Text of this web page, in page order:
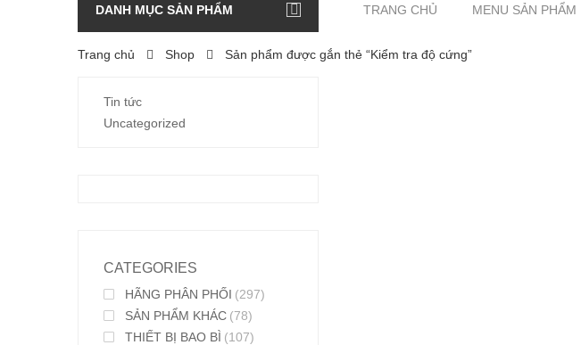
DANH MỤC SẢN PHẨM TRANG CHỦ MENU SẢN PHẨM
Trang chủ Shop Sản phẩm được gắn thẻ “Kiểm tra độ cứng”
Tin tức
Uncategorized
CATEGORIES
HÃNG PHÂN PHỐI (297)
SẢN PHẨM KHÁC (78)
THIẾT BỊ BAO BÌ (107)